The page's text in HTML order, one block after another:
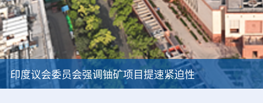
印度议会委员会强调铀矿项目提速紧迫性